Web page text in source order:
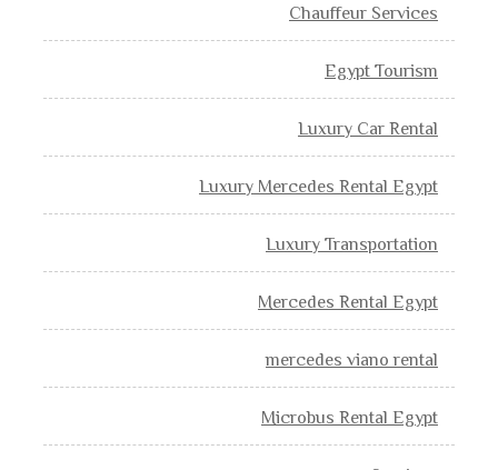
Chauffeur Services
Egypt Tourism
Luxury Car Rental
Luxury Mercedes Rental Egypt
Luxury Transportation
Mercedes Rental Egypt
mercedes viano rental
Microbus Rental Egypt